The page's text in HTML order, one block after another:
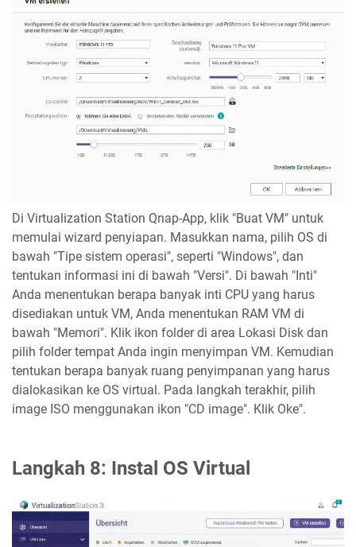
Di Virtualization Station Qnap-App, klik "Buat VM" untuk
memulai wizard penyiapan. Masukkan nama, pilih OS di
bawah "Tipe sistem operasi", seperti "Windows", dan
tentukan informasi ini di bawah "Versi". Di bawah "Inti"
Anda menentukan berapa banyak inti CPU yang harus
disediakan untuk VM, Anda menentukan RAM VM di
bawah "Memori". Klik ikon folder di area Lokasi Disk dan
pilih folder tempat Anda ingin menyimpan VM. Kemudian
tentukan berapa banyak ruang penyimpanan yang harus
dialokasikan ke OS virtual. Pada langkah terakhir, pilih
image ISO menggunakan ikon "CD image". Klik Oke".
Langkah 8: Instal OS Virtual